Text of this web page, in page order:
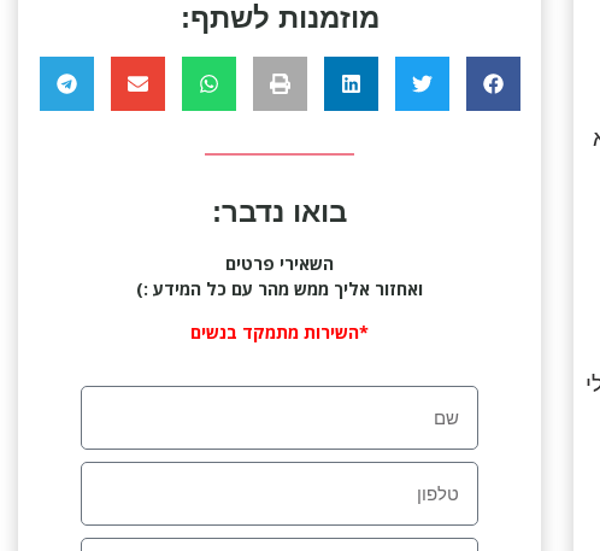
מוזמנות לשתף:
בואו נדבר:
השאירי פרטים
ואחזור אליך ממש מהר עם כל המידע :)
*השירות מתמקד בנשים